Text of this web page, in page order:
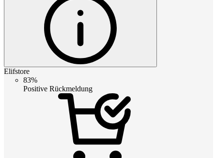
Elifstore
83%
Positive Rückmeldung